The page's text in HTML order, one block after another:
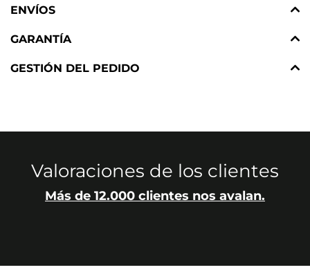
ENVÍOS
GARANTÍA
GESTIÓN DEL PEDIDO
Valoraciones de los clientes
Más de 12.000 clientes nos avalan.